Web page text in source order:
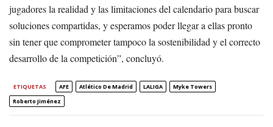
jugadores la realidad y las limitaciones del calendario para buscar
soluciones compartidas, y esperamos poder llegar a ellas pronto
sin tener que comprometer tampoco la sostenibilidad y el correcto
desarrollo de la competición”, concluyó.
ETIQUETAS AFE Atlético De Madrid LALIGA
Myke Towers
Roberto Jiménez